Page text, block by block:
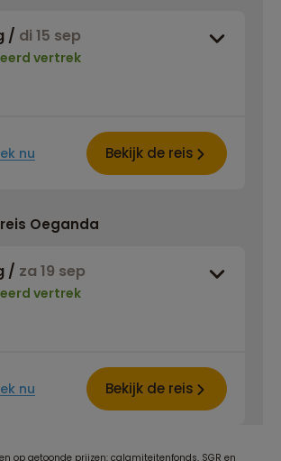
/ di 15 sep
vertrek
nu Bekijk de reis
Oeganda
/ za 19 sep
vertrek
nu Bekijk de reis
op getoonde prijzen: calamiteitenfonds, SGR en